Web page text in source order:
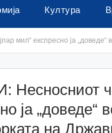
Култура
мил“ експресно ја
Несносниот
ја „доведе“
на